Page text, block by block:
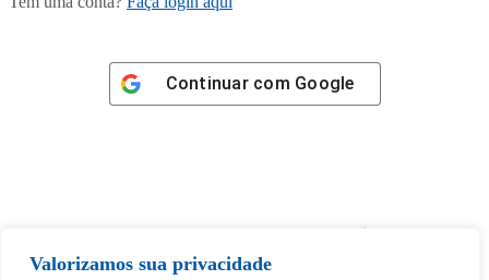
Valorizamos sua privacidade
Continuar com Google
Tem certeza de que deseja
desbloquear esta publicação?